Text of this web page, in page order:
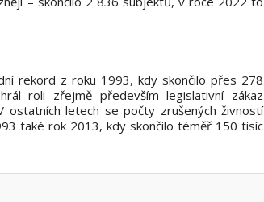
rekord z roku 1993, kdy skončilo přes 278
roli zřejmě především legislativní zákaz
letech se počty zrušených živností
také rok 2013, kdy skončilo téměř 150 tisíc